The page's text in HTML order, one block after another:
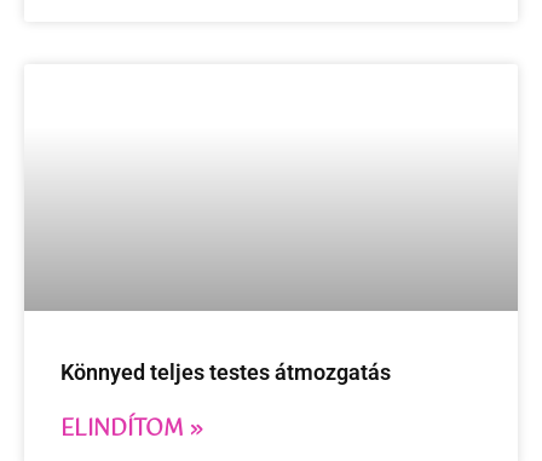
Könnyed teljes testes átmozgatás
ELINDÍTOM »